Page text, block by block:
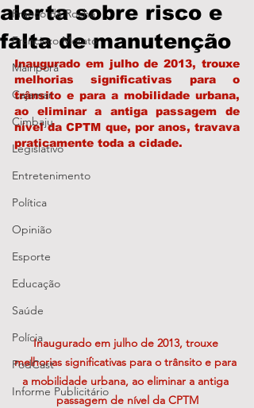
Franco da Rocha
Francisco Morato
Mairiporã
Cajamar
Cimbaju
Legislativo
Entretenimento
Política
Opinião
Esporte
Educação
Saúde
Polícia
PodCast
Informe Publicitário
alerta sobre risco e
falta de manutenção
Inaugurado em julho de 2013, trouxe
melhorias significativas para o
trânsito e para a mobilidade urbana,
ao eliminar a antiga passagem de
nível da CPTM que, por anos, travava
praticamente toda a cidade.
Inaugurado em julho de 2013, trouxe
melhorias significativas para o trânsito e para
a mobilidade urbana, ao eliminar a antiga
passagem de nível da CPTM